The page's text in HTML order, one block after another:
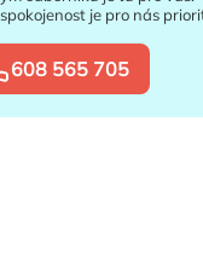
je pro nás
608 565 705